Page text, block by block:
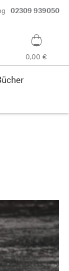
02309 939050
0,00 €